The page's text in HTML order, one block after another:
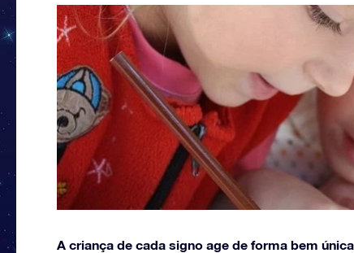
A criança de cada signo age de forma bem